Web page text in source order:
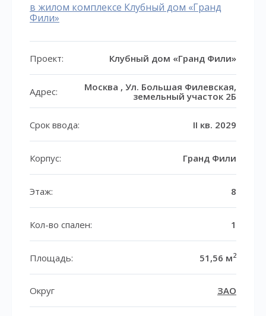
в жилом комплексе Клубный дом «Гранд
Фили»
Проект: Клубный дом «Гранд Фили»
Адрес:
Москва , Ул. Большая Филевская,
земельный участок 2Б
Срок ввода: II кв. 2029
Корпус: Гранд Фили
Этаж: 8
Кол-во спален: 1
Площадь: 51,56 м2
Округ ЗАО